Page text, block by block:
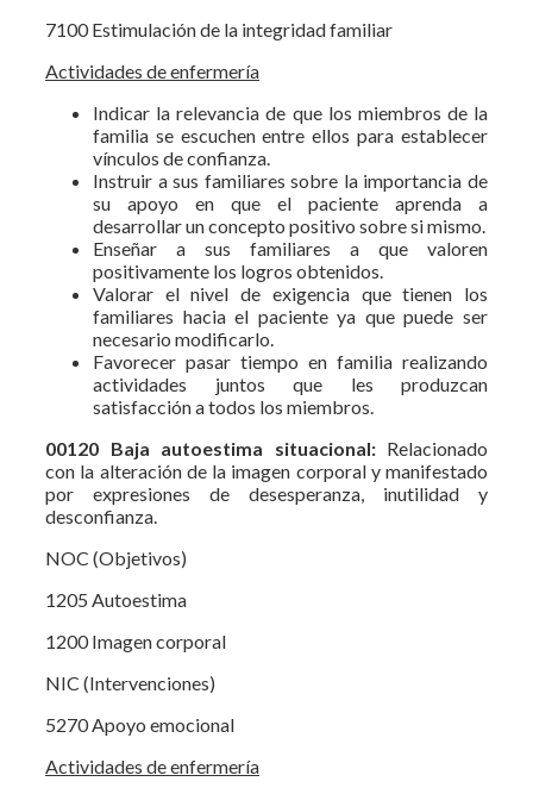
7100 Estimulación de la integridad familiar
Actividades de enfermería
Indicar la relevancia de que los miembros de la
familia se escuchen entre ellos para establecer
vínculos de confianza.
Instruir a sus familiares sobre la importancia de
su apoyo en que el paciente aprenda a
desarrollar un concepto positivo sobre si mismo.
Enseñar a sus familiares a que valoren
positivamente los logros obtenidos.
Valorar el nivel de exigencia que tienen los
familiares hacia el paciente ya que puede ser
necesario modificarlo.
Favorecer pasar tiempo en familia realizando
actividades juntos que les produzcan
satisfacción a todos los miembros.
00120 Baja autoestima situacional:Relacionado
con la alteración de la imagen corporal y manifestado
por expresiones de desesperanza, inutilidad y
desconfianza.
NOC (Objetivos)
1205 Autoestima
1200 Imagen corporal
NIC (Intervenciones)
5270 Apoyo emocional
Actividades de enfermería